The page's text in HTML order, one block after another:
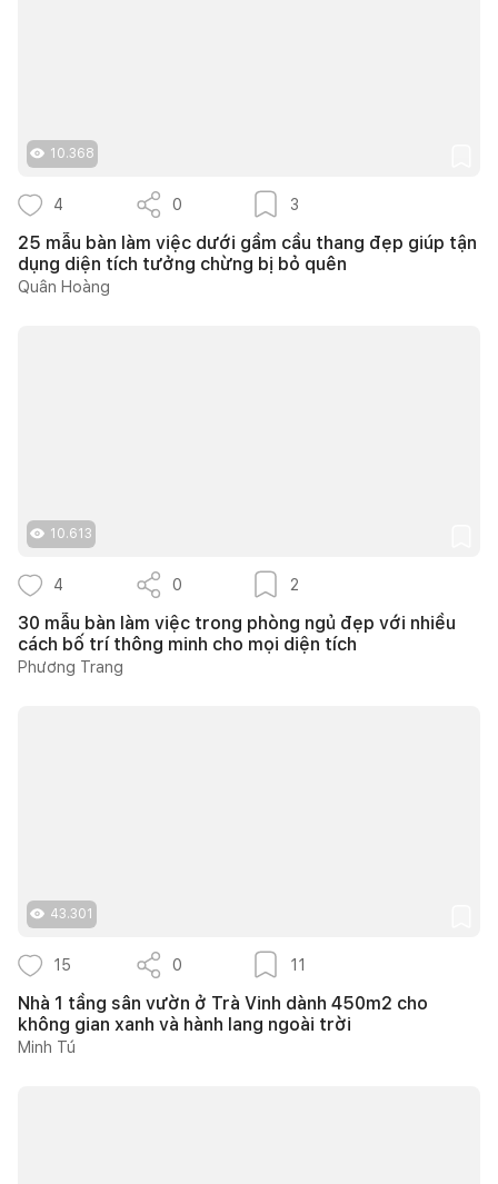
10.368
4 0 3
25 mẫu bàn làm việc dưới gầm cầu thang đẹp giúp tận
dụng diện tích tưởng chừng bị bỏ quên
Quân Hoàng
10.613
4 0 2
30 mẫu bàn làm việc trong phòng ngủ đẹp với nhiều
cách bố trí thông minh cho mọi diện tích
Phương Trang
43.301
15 0 11
Nhà 1 tầng sân vườn ở Trà Vinh dành 450m2 cho
không gian xanh và hành lang ngoài trời
Minh Tú